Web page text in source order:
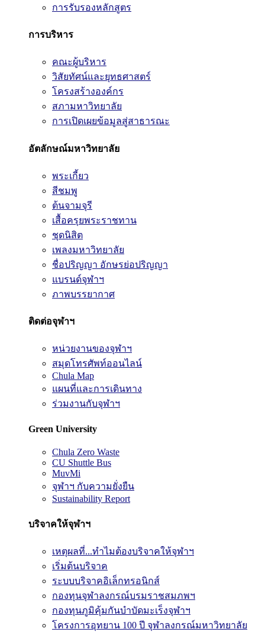
การรับรองหลักสูตร
การบริหาร
คณะผู้บริหาร
วิสัยทัศน์และยุทธศาสตร์
โครงสร้างองค์กร
สภามหาวิทยาลัย
การเปิดเผยข้อมูลสู่สาธารณะ
อัตลักษณ์มหาวิทยาลัย
พระเกี้ยว
สีชมพู
ต้นจามจุรี
เสื้อครุยพระราชทาน
ชุดนิสิต
เพลงมหาวิทยาลัย
ชื่อปริญญา อักษรย่อปริญญา
แบรนด์จุฬาฯ
ภาพบรรยากาศ
ติดต่อจุฬาฯ
หน่วยงานของจุฬาฯ
สมุดโทรศัพท์ออนไลน์
Chula Map
แผนที่และการเดินทาง
ร่วมงานกับจุฬาฯ
Green University
Chula Zero Waste
CU Shuttle Bus
MuvMi
จุฬาฯ กับความยั่งยืน
Sustainability Report
บริจาคให้จุฬาฯ
เหตุผลที่...ทำไมต้องบริจาคให้จุฬาฯ
เริ่มต้นบริจาค
ระบบบริจาคอิเล็กทรอนิกส์
กองทุนจุฬาลงกรณ์บรมราชสมภพฯ
กองทุนภูมิคุ้มกันบำบัดมะเร็งจุฬาฯ
โครงการอุทยาน 100 ปี จุฬาลงกรณ์มหาวิทยาลัย